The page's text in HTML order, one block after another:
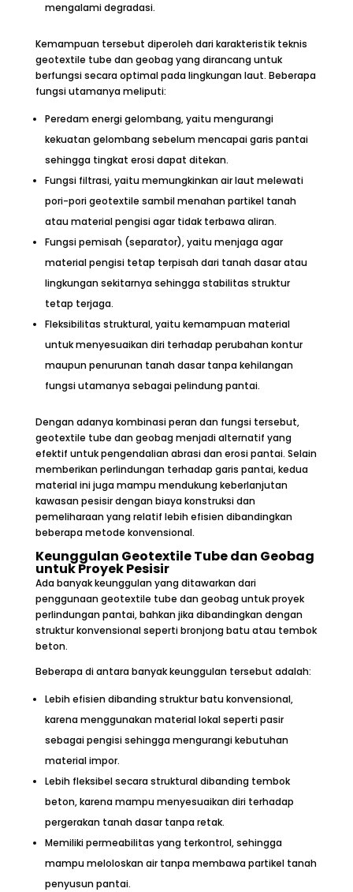
mengalami degradasi.
Kemampuan tersebut diperoleh dari karakteristik teknis
geotextile tube dan geobag yang dirancang untuk
berfungsi secara optimal pada lingkungan laut. Beberapa
fungsi utamanya meliputi:
Peredam energi gelombang, yaitu mengurangi
kekuatan gelombang sebelum mencapai garis pantai
sehingga tingkat erosi dapat ditekan.
Fungsi filtrasi, yaitu memungkinkan air laut melewati
pori-pori geotextile sambil menahan partikel tanah
atau material pengisi agar tidak terbawa aliran.
Fungsi pemisah (separator), yaitu menjaga agar
material pengisi tetap terpisah dari tanah dasar atau
lingkungan sekitarnya sehingga stabilitas struktur
tetap terjaga.
Fleksibilitas struktural, yaitu kemampuan material
untuk menyesuaikan diri terhadap perubahan kontur
maupun penurunan tanah dasar tanpa kehilangan
fungsi utamanya sebagai pelindung pantai.
Dengan adanya kombinasi peran dan fungsi tersebut,
geotextile tube dan geobag menjadi alternatif yang
efektif untuk pengendalian abrasi dan erosi pantai. Selain
memberikan perlindungan terhadap garis pantai, kedua
material ini juga mampu mendukung keberlanjutan
kawasan pesisir dengan biaya konstruksi dan
pemeliharaan yang relatif lebih efisien dibandingkan
beberapa metode konvensional.
Keunggulan Geotextile Tube dan Geobag
untuk Proyek Pesisir
Ada banyak keunggulan yang ditawarkan dari
penggunaan geotextile tube dan geobag untuk proyek
perlindungan pantai, bahkan jika dibandingkan dengan
struktur konvensional seperti bronjong batu atau tembok
beton.
Beberapa di antara banyak keunggulan tersebut adalah:
Lebih efisien dibanding struktur batu konvensional,
karena menggunakan material lokal seperti pasir
sebagai pengisi sehingga mengurangi kebutuhan
material impor.
Lebih fleksibel secara struktural dibanding tembok
beton, karena mampu menyesuaikan diri terhadap
pergerakan tanah dasar tanpa retak.
Memiliki permeabilitas yang terkontrol, sehingga
mampu meloloskan air tanpa membawa partikel tanah
penyusun pantai.